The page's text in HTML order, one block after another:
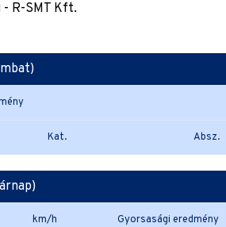
R-SMT Kft.
Kat. Absz.
km/h Gyorsasági eredmény